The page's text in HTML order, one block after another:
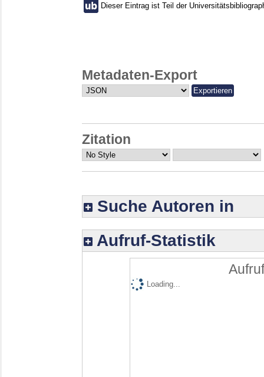
Dieser Eintrag ist Teil der
Metadaten-Export
Zitation
Suche Autoren in
Aufruf-Statistik
Loading...